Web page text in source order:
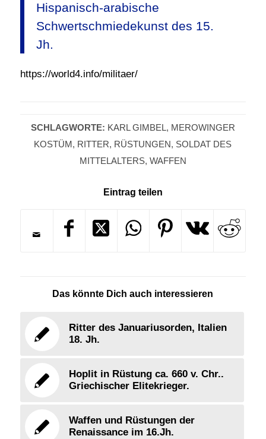
Hispanisch-arabische
Schwertschmiedekunst des 15.
Jh.
https://world4.info/militaer/
SCHLAGWORTE: KARL GIMBEL, MEROWINGER
KOSTÜM, RITTER, RÜSTUNGEN, SOLDAT DES
MITTELALTERS, WAFFEN
Eintrag teilen
Das könnte Dich auch interessieren
Ritter des Januariusorden, Italien
18. Jh.
Hoplit in Rüstung ca. 660 v. Chr..
Griechischer Elitekrieger.
Waffen und Rüstungen der
Renaissance im 16.Jh.